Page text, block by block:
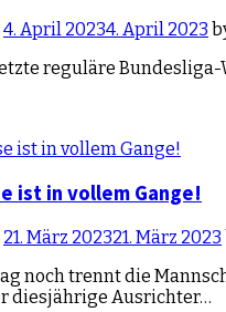
4. April 20234. April 2023
reguläre
ist in vollem Gange!
21. März 202321. März 2023
noch trennt die
diesjährige Ausrichter…